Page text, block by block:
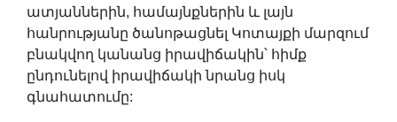
ատյաններին, համայնքներին և լայն
հանրությանը ծանոթացնել Կոտայքի մարզում
բնակվող կանանց իրավիճակին՝ հիմք
ընդունելով իրավիճակի նրանց իսկ
գնահատումը: